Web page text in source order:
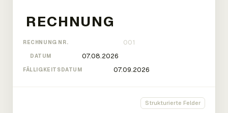
RECHNUNG NR.
DATUM
FÄLLIGKEITSDATUM
Strukturierte Felder